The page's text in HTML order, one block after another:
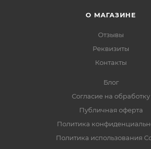
О МАГАЗИНЕ
Отзывы
Реквизиты
Контакты
Блог
Согласие на обработку
Публичная оферта
Политика
Политика использования